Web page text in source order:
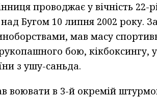
проводжає у вічність
над Бугом 10 липня 2002 року.
мав масу
бою,
з ушу-саньда.
воювати в 3-й окремій